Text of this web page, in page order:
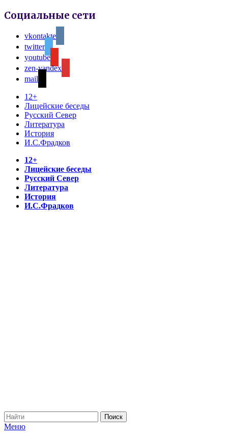
Социальные сети
vkontakte
twitter
youtube
zen-yandex
mail
12+
Лицейские беседы
Русский Север
Литература
История
И.С.Фрадков
12+
Лицейские беседы
Русский Север
Литература
История
И.С.Фрадков
Меню